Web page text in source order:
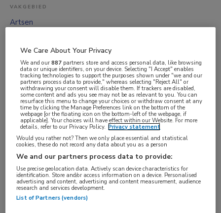
VAKGEBIED
Artsen
Arts in opleiding tot specialist (AIOS)
BRANCHE
Ziekenhuis
AANSTELLING
Vaste aanstelling
PLAATSINGSDATUM
23 juli 2025
NIVEAU
ERVARING
Niet nader bepaald
DIENSTVERBAND
We Care About Your Privacy
We and our887 partners store and access personal data, like browsing
data or unique identifiers, on your device. Selecting "I Accept" enables
tracking technologies to support the purposes shown under "we and our
partners process data to provide," whereas selecting "Reject All" or
withdrawing your consent will disable them. If trackers are disabled,
some content and ads you see may not be as relevant to you. You can
resurface this menu to change your choices or withdraw consent at any
time by clicking the Manage Preferences link on the bottom of the
webpage [or the floating icon on the bottom-left of the webpage, if
applicable]. Your choices will have effect within our Website. For more
details, refer to our Privacy Policy. Privacy statement
Would you rather not? Then we only place essential and statistical
cookies, these do not record any data about you as a person
We and our partners process data to provide:
Use precise geolocation data. Actively scan device characteristics for
identification. Store and/or access information on a device. Personalised
advertising and content, advertising and content measurement, audience
research and services development.
List of Partners (vendors)